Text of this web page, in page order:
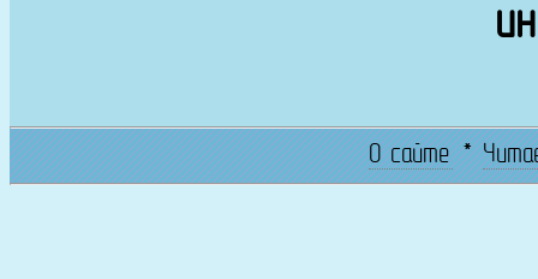
О сайте*